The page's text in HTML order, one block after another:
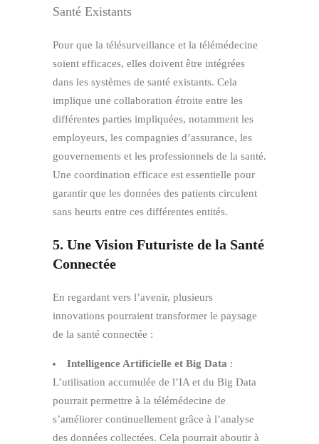
Santé Existants
Pour que la télésurveillance et la télémédecine
soient efficaces, elles doivent être intégrées
dans les systèmes de santé existants. Cela
implique une collaboration étroite entre les
différentes parties impliquées, notamment les
employeurs, les compagnies d’assurance, les
gouvernements et les professionnels de la santé.
Une coordination efficace est essentielle pour
garantir que les données des patients circulent
sans heurts entre ces différentes entités.
5. Une Vision Futuriste de la Santé
Connectée
En regardant vers l’avenir, plusieurs
innovations pourraient transformer le paysage
de la santé connectée :
Intelligence Artificielle et Big Data :
L’utilisation accumulée de l’IA et du Big Data
pourrait permettre à la télémédecine de
s’améliorer continuellement grâce à l’analyse
des données collectées. Cela pourrait aboutir à